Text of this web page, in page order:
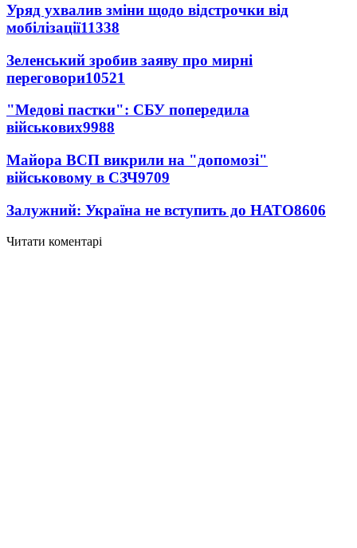
Уряд ухвалив зміни щодо відстрочки від
мобілізації11338
Зеленський зробив заяву про мирні
переговори10521
"Медові пастки": СБУ попередила
військових9988
Майора ВСП викрили на "допомозі"
військовому в СЗЧ9709
Залужний: Україна не вступить до НАТО8606
Читати коментарі